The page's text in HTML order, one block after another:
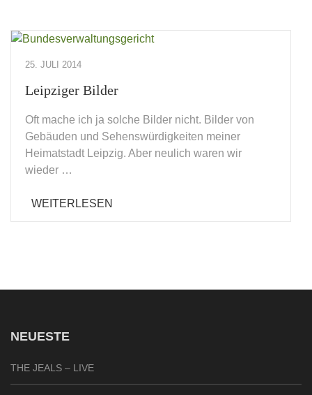
25. JULI 2014
Leipziger Bilder
Oft mache ich ja solche Bilder nicht. Bilder von
Gebäuden und Sehenswürdigkeiten meiner
Heimatstadt Leipzig. Aber neulich waren wir
wieder …
WEITERLESEN
NEUESTE
THE JEALS – LIVE